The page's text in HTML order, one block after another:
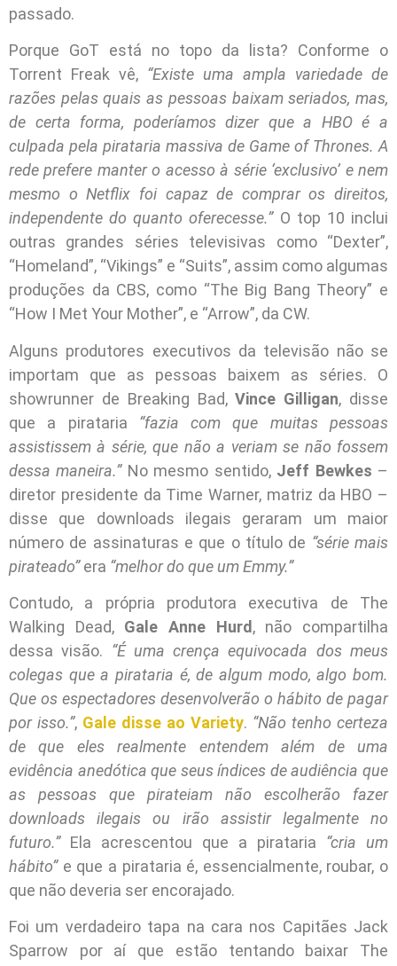
passado.
Porque GoT está no topo da lista? Conforme o
Torrent Freak vê, “Existe uma ampla variedade de
razões pelas quais as pessoas baixam seriados, mas,
de certa forma, poderíamos dizer que a HBO é a
culpada pela pirataria massiva de Game of Thrones. A
rede prefere manter o acesso à série ‘exclusivo’ e nem
mesmo o Netflix foi capaz de comprar os direitos,
independente do quanto oferecesse.”O top 10 inclui
outras grandes séries televisivas como “Dexter”,
“Homeland”, “Vikings” e “Suits”, assim como algumas
produções da CBS, como “The Big Bang Theory” e
“How I Met Your Mother”, e “Arrow”, da CW.
Alguns produtores executivos da televisão não se
importam que as pessoas baixem as séries. O
showrunner de Breaking Bad,Vince Gilligan, disse
que a pirataria “fazia com que muitas pessoas
assistissem à série, que não a veriam se não fossem
dessa maneira.”No mesmo sentido, Jeff Bewkes –
diretor presidente da Time Warner, matriz da HBO –
disse que downloads ilegais geraram um maior
número de assinaturas e que o título de “série mais
pirateado”era “melhor do que um Emmy.”
Contudo, a própria produtora executiva de The
Walking Dead, Gale Anne Hurd , não compartilha
dessa visão. “É uma crença equivocada dos meus
colegas que a pirataria é, de algum modo, algo bom.
Que os espectadores desenvolverão o hábito de pagar
por isso.”, Gale disse ao Variety. “Não tenho certeza
de que eles realmente entendem além de uma
evidência anedótica que seus índices de audiência que
as pessoas que pirateiam não escolherão fazer
downloads ilegais ou irão assistir legalmente no
futuro.”Ela acrescentou que a pirataria “cria um
hábito”e que a pirataria é, essencialmente, roubar, o
que não deveria ser encorajado.
Foi um verdadeiro tapa na cara nos Capitães Jack
Sparrow por aí que estão tentando baixar The